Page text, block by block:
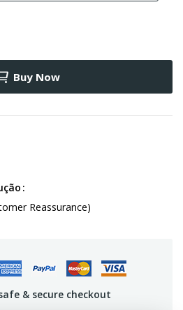
Buy Now
Reassurance)
& secure checkout